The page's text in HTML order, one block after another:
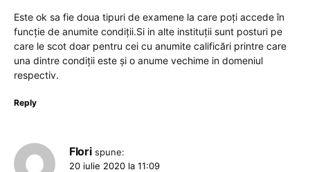
Este ok sa fie doua tipuri de examene la care poți accede în
funcție de anumite condiții.Si in alte instituții sunt posturi pe
care le scot doar pentru cei cu anumite calificări printre care
una dintre condiții este și o anume vechime in domeniul
respectiv.
Reply
Flori spune:
20 iulie 2020 la 11:09